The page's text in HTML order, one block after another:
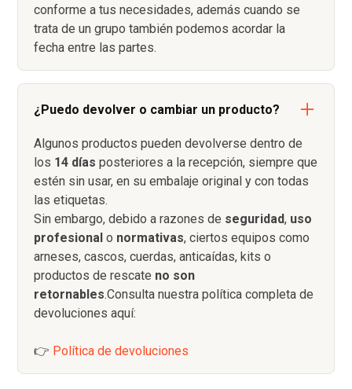
conforme a tus necesidades, además cuando se
trata de un grupo también podemos acordar la
fecha entre las partes.
¿Puedo devolver o cambiar un producto?
Algunos productos pueden devolverse dentro de
los 14 días posteriores a la recepción, siempre que
estén sin usar, en su embalaje original y con todas
las etiquetas.
Sin embargo, debido a razones de seguridad, uso
profesional o normativas, ciertos equipos como
arneses, cascos, cuerdas, anticaídas, kits o
productos de rescate no son
retornables.Consulta nuestra política completa de
devoluciones aquí:
👉 Política de devoluciones